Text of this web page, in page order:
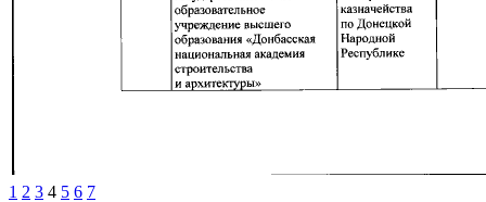
1 2 3 4 5 6 7